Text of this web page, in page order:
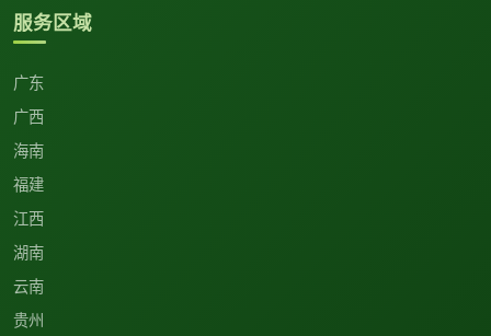
服务区域
广东
广西
海南
福建
江西
湖南
云南
贵州